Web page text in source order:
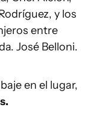
y los
entre
José Belloni.
en el lugar,